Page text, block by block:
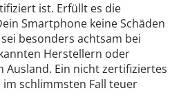
ist. Erfüllt es die
Smartphone keine Schäden
besonders achtsam bei
Herstellern oder
Ausland. Ein nicht zertifiziertes
schlimmsten Fall teuer